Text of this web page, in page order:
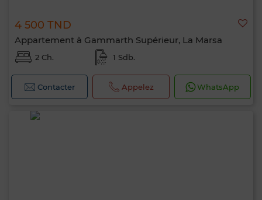
4 500 TND
Appartement à Gammarth Supérieur, La Marsa
2 Ch. 1 Sdb.
Contacter Appelez WhatsApp